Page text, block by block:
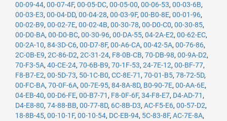
00-09-44, 00-07-4F, 00-05-DC, 00-05-00, 00-06-53, 00-03-6B,
00-03-E3, 00-04-DD, 00-04-28, 00-03-9F, 00-B0-8E, 00-01-96,
00-02-B9, 00-02-7E, 00-02-4B, 00-30-78, 00-D0-C0, 00-30-85,
00-D0-BA, 00-D0-BC, 00-30-96, 00-DA-55, 04-2A-E2, 00-62-EC,
00-2A-10, 84-3D-C6, 00-D7-8F, 00-A6-CA, 00-42-5A, 00-76-86,
2C-0B-E9, 2C-86-D2, 2C-31-24, F8-0B-CB, 70-DB-98, 00-9A-D2,
70-F3-5A, 40-CE-24, 70-6B-B9, 70-1F-53, 24-7E-12, 00-BF-77,
F8-B7-E2, 00-5D-73, 50-1C-B0, CC-8E-71 , 70-01-B5, 78-72-5D,
00-FC-BA, 70-0F-6A, 00-7E-95, 84-8A-8D, B0-90-7E, 00-AA-6E,
04-EB-40, 00-D6-FE, 00-B7-71 , F8-0F-6F, 34-F8-E7, D4-AD-71 ,
D4-E8-80, 74-88-BB, 00-77-8D, 6C-8B-D3, AC-F5-E6, 00-57-D2,
18-8B-45, 00-10-1F, 00-10-54, DC-EB-94, 5C-83-8F, AC-7E-8A,